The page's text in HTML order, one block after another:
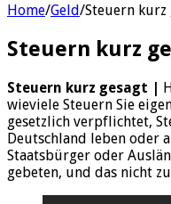
Home/Geld/Steuern kurz
Steuern kurz
Steuern kurz gesagt |
wieviele Steuern Sie
gesetzlich verpflichtet,
Deutschland leben oder
Staatsbürger oder
gebeten, und das nicht